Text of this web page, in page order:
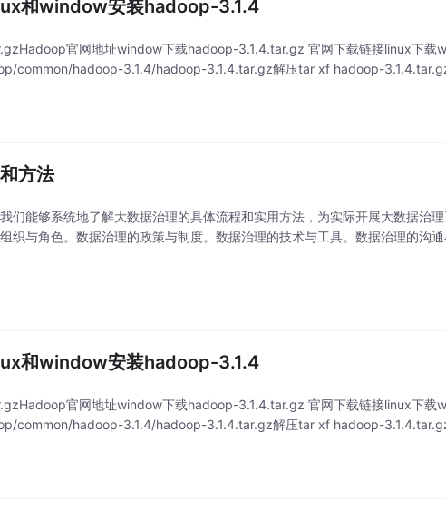
和window安装hadoop-3.1.4
官网地址window下载hadoop-3.1.4.tar.gz 官网下载链接linux下
common/hadoop-3.1.4/hadoop-3.1.4.tar.gz解压tar xf hadoop-
方法
们能够系统地了解大数据治理的具体流程和实用方法，为实际开展大数据治
织与角色。数据治理的政策与制度。数据治理的技术与工具。数据治理的沟
和window安装hadoop-3.1.4
官网地址window下载hadoop-3.1.4.tar.gz 官网下载链接linux下
common/hadoop-3.1.4/hadoop-3.1.4.tar.gz解压tar xf hadoop-